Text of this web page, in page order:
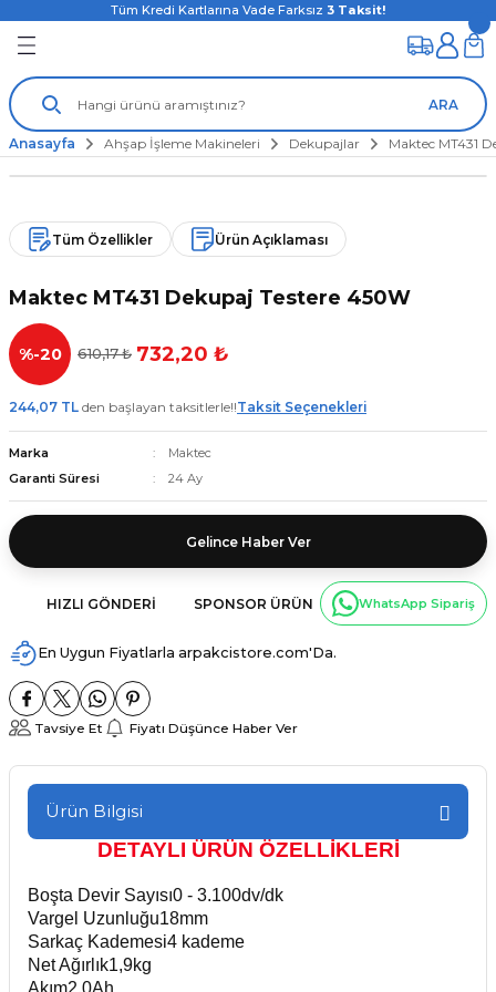
Tüm Kredi Kartlarına Vade Farksız 3 Taksit!
ARA
Anasayfa Ahşap İşleme Makineleri Dekupajlar Maktec MT431
Tüm Özellikler Ürün Açıklaması
Maktec MT431 Dekupaj Testere 450W
%-20 610,17 ₺ 732,20 ₺
244,07 TL den başlayan taksitlerle!!Taksit Seçenekleri
Marka
Maktec
Garanti Süresi
24 Ay
Gelince Haber Ver
HIZLI GÖNDERI SPONSOR ÜRÜN WhatsApp Sipariş
En Uygun Fiyatlarla arpakcistore.com'Da.
Tavsiye Et Fiyatı Düşünce Haber Ver
Ürün Bilgisi
DETAYLI ÜRÜN ÖZELLİKLERİ
Boşta Devir Sayısı0 - 3.100dv/dk
Vargel Uzunluğu18mm
Sarkaç Kademesi4 kademe
Net Ağırlık1,9kg
Akım2,0Ah